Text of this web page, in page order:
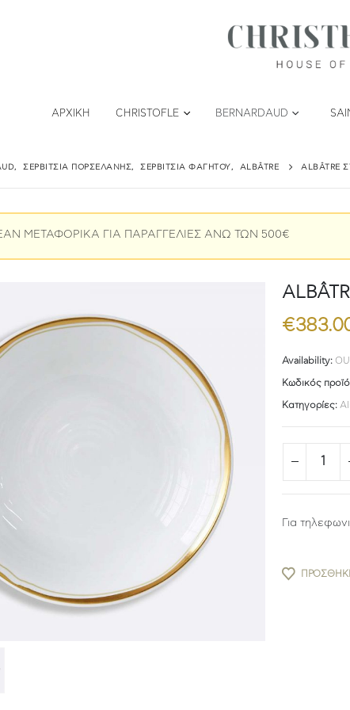
ΑΡΧΙΚΉ CHRISTOFLE BERNARDAUD
, ΣΕΡΒΊΤΣΙΑ ΠΟΡΣΕΛΆΝΗΣ, ΣΕΡΒΊΤΣΙΑ ΦΑΓΗΤΟΎ, ALBÂTRE ALBÂTRE
ΜΕΤΑΦΟΡΙΚΑ ΓΙΑ ΠΑΡΑΓΓΕΛΙΕΣ ΑΝΩ ΤΩΝ 500€
€
Availability:
Κωδικός
Κατηγορίες:
Για